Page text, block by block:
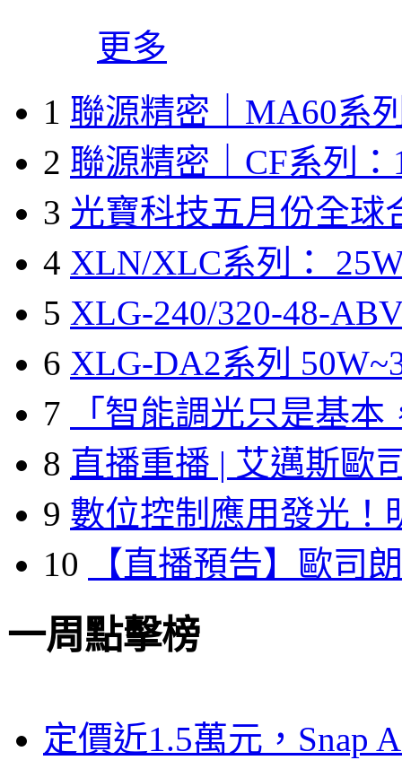
更多
1 聯源精密｜MA60系
2 聯源精密｜CF系列：
3 光寶科技五月份全球
4 XLN/XLC系列：
5 XLG-240/320-48-
6 XLG-DA2系列
7
「智能調光只是基本
8 直播重播 | 艾邁斯歐
9 數位控制應用發光！
10
【直播預告】歐司
一周點擊榜
定價近1.5萬元，Snap